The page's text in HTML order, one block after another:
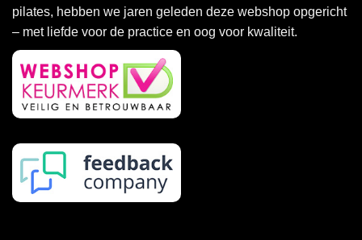
pilates, hebben we jaren geleden deze webshop opgericht
– met liefde voor de practice en oog voor kwaliteit.